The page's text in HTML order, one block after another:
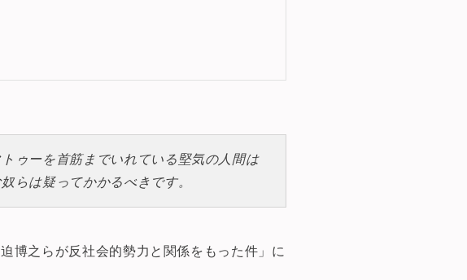
ゥーを首筋までいれている堅気の人間は
らは疑ってかかるべきです。
博之らが反社会的勢力と関係をもった件」に